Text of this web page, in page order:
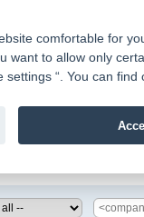
Fio banka
comfortable for
want to allow only
settings “. You can